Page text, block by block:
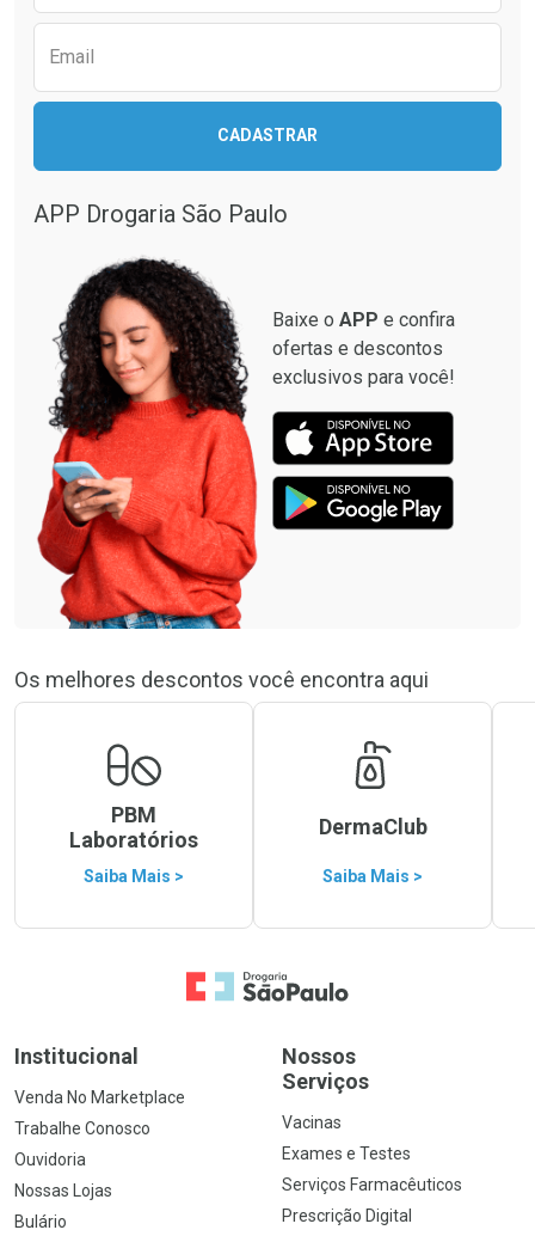
Email
CADASTRAR
APP Drogaria São Paulo
Baixe o APP e confira
ofertas e descontos
exclusivos para você!
Os melhores descontos você encontra aqui
PBM
Laboratórios
Saiba Mais >
DermaClub
Saiba Mais >
Ir para a Home
Institucional
Venda No Marketplace
Trabalhe Conosco
Ouvidoria
Nossas Lojas
Bulário
Nossos
Serviços
Vacinas
Exames e Testes
Serviços Farmacêuticos
Prescrição Digital